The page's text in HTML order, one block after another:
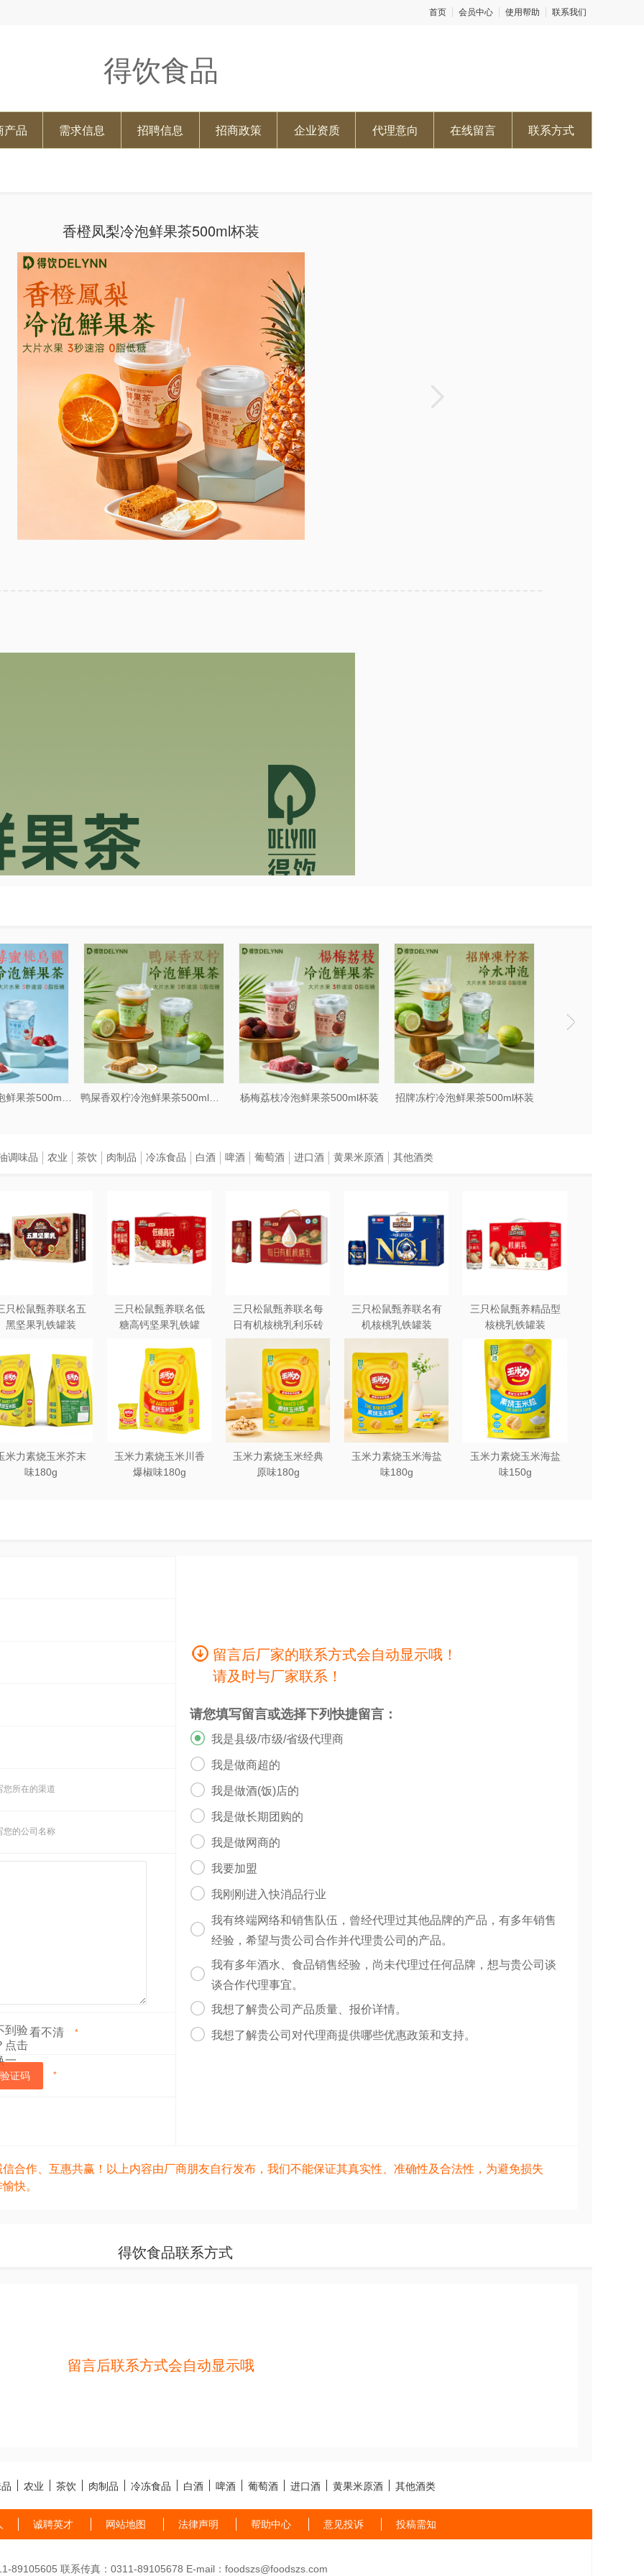
首页 会员中心 使用帮助 联系我们
得饮食品
产品 需求信息 招聘信息 招商政策 企业资质 代理意向 在线留言 联系方式
香橙凤梨冷泡鲜果茶500ml杯装
草莓蜜桃乌龙冷泡鲜果茶500ml杯装 鸭屎香双柠冷泡鲜果茶500ml杯装 杨梅荔枝冷泡鲜果茶500ml杯装 招牌冻柠冷泡鲜果茶500ml杯装
只松鼠甄养联名五
黑坚果乳铁罐装
三只松鼠甄养联名低
糖高钙坚果乳铁罐
三只松鼠甄养联名每
日有机核桃乳利乐砖
250ml*12盒木盒装
三只松鼠甄养联名有
机核桃乳铁罐装
240ml*12罐礼盒
三只松鼠甄养精品型
核桃乳铁罐装
240ml*12罐
米力素烧玉米芥末
味180g
玉米力素烧玉米川香
爆椒味180g
玉米力素烧玉米经典
原味180g
玉米力素烧玉米海盐
味180g
玉米力素烧玉米海盐
味150g
调味品 农业 茶饮 肉制品 冷冻食品 白酒 啤酒 葡萄酒 进口酒 黄果米原酒 其他酒类
您所在的渠道
您的公司名称
看不清 *
证码 *
留言后厂家的联系方式会自动显示哦！
请及时与厂家联系！
请您填写留言或选择下列快捷留言：
 我是县级/市级/省级代理商
 我是做商超的
 我是做酒(饭)店的
 我是做长期团购的
 我是做网商的
 我要加盟
 我刚刚进入快消品行业

我有终端网络和销售队伍，曾经代理过其他品牌的产品，有多年销售
经验，希望与贵公司合作并代理贵公司的产品。

我有多年酒水、食品销售经验，尚未代理过任何品牌，想与贵公司谈
谈合作代理事宜。
 我想了解贵公司产品质量、报价详情。
 我想了解贵公司对代理商提供哪些优惠政策和支持。
合作、互惠共赢！以上内容由厂商朋友自行发布，我们不能保证其真实性、准确性及合法性，为避免损失
快。
得饮食品联系方式
留言后联系方式会自动显示哦
农业 茶饮 肉制品 冷冻食品 白酒 啤酒 葡萄酒 进口酒 黄果米原酒 其他酒类
诚聘英才 网站地图 法律声明 帮助中心 意见投诉 投稿需知
89105605 联系传真：0311-89105678 E-mail：foodszs@foodszs.com